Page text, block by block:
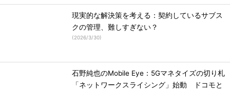
現実的な解決策を考える：契約しているサブス
クの管理、難しすぎない？
(2026/3/30)
石野純也のMobile Eye：5Gマネタイズの切り札
「ネットワークスライシング」始動 ドコモと